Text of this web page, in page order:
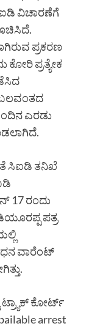
ವಿಚಾರಣೆಗೆ
ಪ್ರಕರಣ
ಕೋರಿ ಪ್ರತ್ಯೇಕ
ಎರಡು
ಸಿಐಡಿ ತನಿಖೆ
17 ರಂದು
ಪತ್ರ
ವಾರೆಂಟ್
ಟ್ರ್ಯಾಕ್ ಕೋರ್ಟ್
arrest